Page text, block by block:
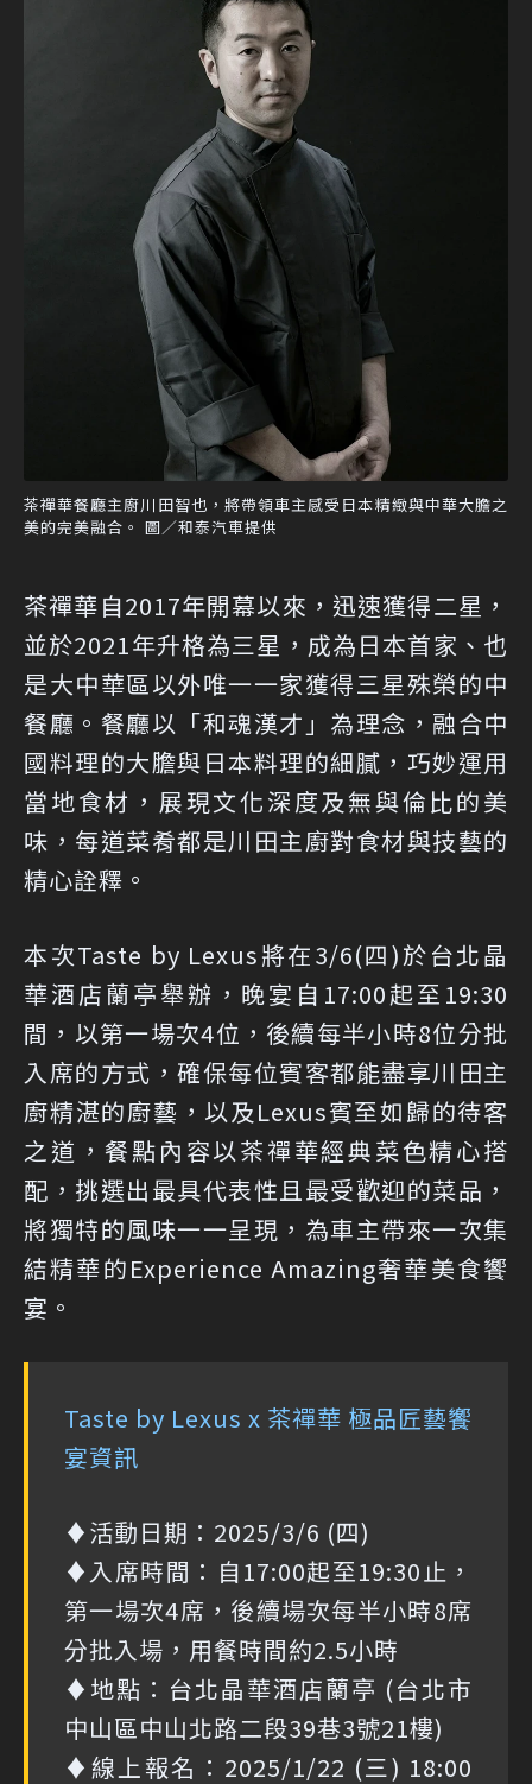
茶禪華餐廳主廚川田智也，將帶領車主感受日本精緻與中華大膽之
美的完美融合。 圖／和泰汽車提供
茶禪華自2017年開幕以來，迅速獲得二星，
並於2021年升格為三星，成為日本首家、也
是大中華區以外唯一一家獲得三星殊榮的中
餐廳。餐廳以「和魂漢才」為理念，融合中
國料理的大膽與日本料理的細膩，巧妙運用
當地食材，展現文化深度及無與倫比的美
味，每道菜肴都是川田主廚對食材與技藝的
精心詮釋。
本次Taste by Lexus將在3/6(四)於台北晶
華酒店蘭亭舉辦，晚宴自17:00起至19:30
間，以第一場次4位，後續每半小時8位分批
入席的方式，確保每位賓客都能盡享川田主
廚精湛的廚藝，以及Lexus賓至如歸的待客
之道，餐點內容以茶禪華經典菜色精心搭
配，挑選出最具代表性且最受歡迎的菜品，
將獨特的風味一一呈現，為車主帶來一次集
結精華的Experience Amazing奢華美食饗
宴。
Taste by Lexus x 茶禪華 極品匠藝饗
宴資訊
♦活動日期：2025/3/6 (四)
♦入席時間：自17:00起至19:30止，
第一場次4席，後續場次每半小時8席
分批入場，用餐時間約2.5小時
♦地點：台北晶華酒店蘭亭 (台北市
中山區中山北路二段39巷3號21樓)
♦線上報名：2025/1/22 (三) 18:00